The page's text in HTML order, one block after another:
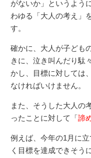
がないか」というように
わゆる「大人の考え」
す。
確かに、大人が子ども
きに、泣き叫んだり駄
かし、目標に対しては
なければいけません。
また、そうした大人の
ったことに対して「諦
例えば、今年の1月に
く目標を達成できそう